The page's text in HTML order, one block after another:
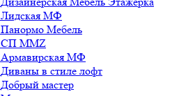
Лидская МФ
Панормо Мебель
СП ММZ
Армавирская МФ
Диваны в стиле лофт
Добрый мастер